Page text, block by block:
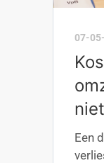
07-
niet
Een